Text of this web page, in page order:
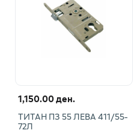
1,150.00 ден.
ТИТАН ПЗ 55 ЛЕВА 411/55-
72Л